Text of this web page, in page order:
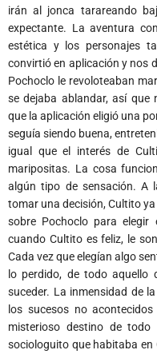
irán al jonca tarareando
expectante. La aventura
estética y los personajes
convirtió en aplicación y nos
Pochoclo le revoloteaban
se dejaba ablandar, así que
que la aplicación eligió una
seguía siendo buena,
igual que el interés de
maripositas. La cosa
algún tipo de sensación. A
tomar una decisión, Cultito
sobre Pochoclo para elegir
cuando Cultito es feliz, le
Cada vez que elegían algo
lo perdido, de todo aquello
suceder. La inmensidad de
los sucesos no
misterioso destino de todo
sociologuito que habitaba